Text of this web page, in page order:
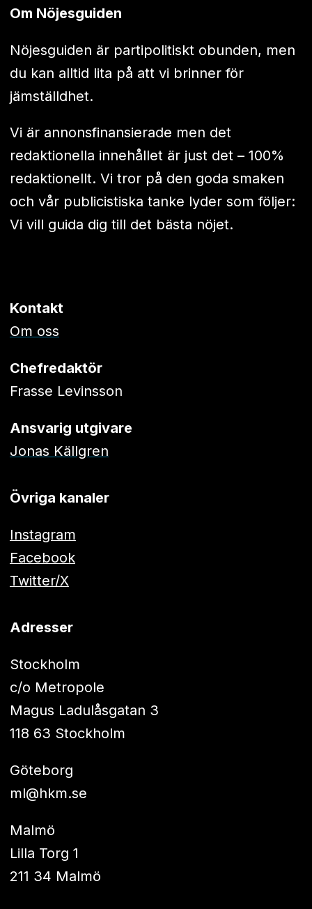
Om Nöjesguiden
Nöjesguiden är partipolitiskt obunden, men
du kan alltid lita på att vi brinner för
jämställdhet.
Vi är annonsfinansierade men det
redaktionella innehållet är just det – 100%
redaktionellt. Vi tror på den goda smaken
och vår publicistiska tanke lyder som följer:
Vi vill guida dig till det bästa nöjet.
Kontakt
Om oss
Chefredaktör
Frasse Levinsson
Ansvarig utgivare
Jonas Källgren
Övriga kanaler
Instagram
Facebook
Twitter/X
Adresser
Stockholm
c/o Metropole
Magus Ladulåsgatan 3
118 63 Stockholm
Göteborg
ml@hkm.se
Malmö
Lilla Torg 1
211 34 Malmö